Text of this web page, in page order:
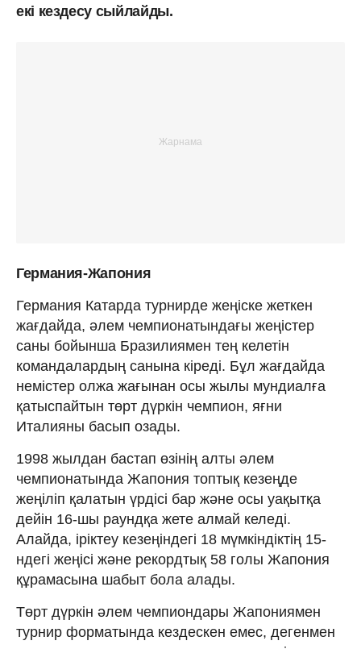
екі кездесу сыйлайды.
Германия-Жапония
Германия Катарда турнирде жеңіске жеткен
жағдайда, әлем чемпионатындағы жеңістер
саны бойынша Бразилиямен тең келетін
командалардың санына кіреді. Бұл жағдайда
немістер олжа жағынан осы жылы мундиалға
қатыспайтын төрт дүркін чемпион, яғни
Италияны басып озады.
1998 жылдан бастап өзінің алты әлем
чемпионатында Жапония топтық кезеңде
жеңіліп қалатын үрдісі бар және осы уақытқа
дейін 16-шы раундқа жете алмай келеді.
Алайда, іріктеу кезеңіндегі 18 мүмкіндіктің 15-
ндегі жеңісі және рекордтық 58 голы Жапония
құрамасына шабыт бола алады.
Төрт дүркін әлем чемпиондары Жапониямен
турнир форматында кездескен емес, дегенмен